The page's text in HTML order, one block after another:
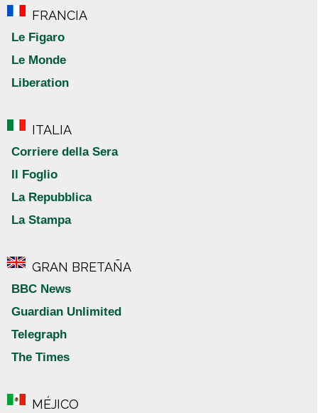
FRANCIA
Le Figaro
Le Monde
Liberation
ITALIA
Corriere della Sera
Il Foglio
La Repubblica
La Stampa
GRAN BRETAÑA
BBC News
Guardian Unlimited
Telegraph
The Times
MÉJICO